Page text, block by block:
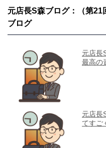
元店長S森ブログ：（第
ブログ